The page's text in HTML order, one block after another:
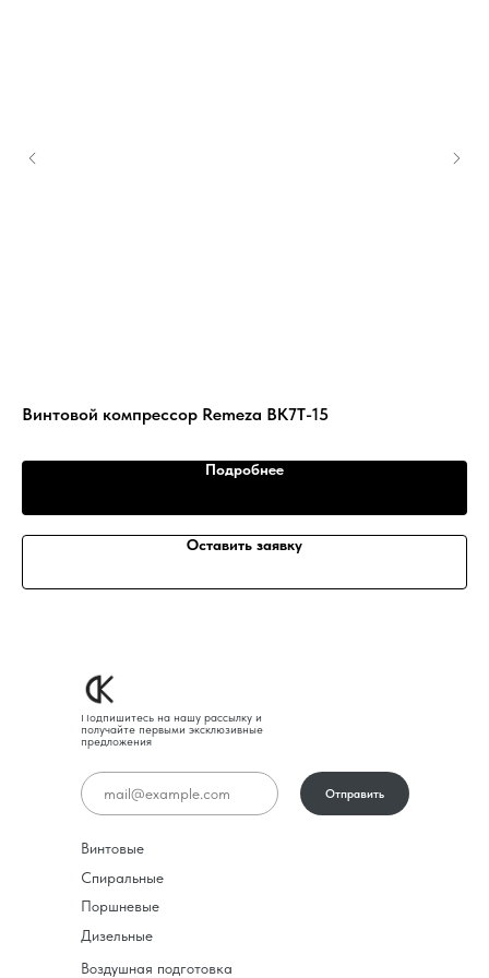
Винтовой компрессор Remeza ВК7Т-15
Подробнее
Оставить заявку
Подпишитесь на нашу рассылку и
получайте первыми эксклюзивные
предложения
Винтовые
Спиральные
Поршневые
Дизельные
Воздушная подготовка
Отправить